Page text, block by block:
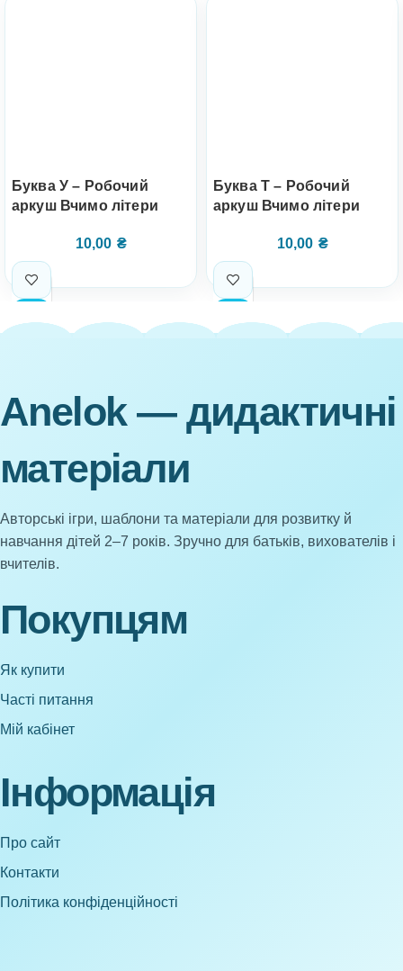
Буква У – Робочий
аркуш Вчимо літери
10,00 ₴
Буква Т – Робочий
аркуш Вчимо літери
10,00 ₴
Anelok — дидактичні
матеріали
Авторські ігри, шаблони та матеріали для розвитку й
навчання дітей 2–7 років. Зручно для батьків, вихователів і
вчителів.
Покупцям
Як купити
Часті питання
Мій кабінет
Інформація
Про сайт
Контакти
Політика конфіденційності